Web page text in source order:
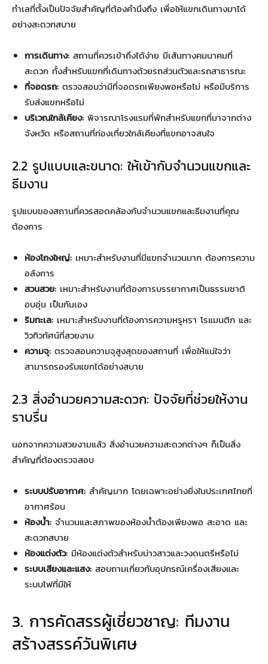
ทำเลที่ตั้งเป็นปัจจัยสำคัญที่ต้องคำนึงถึง เพื่อให้แขกเดินทางมาได้
อย่างสะดวกสบาย
การเดินทาง: สถานที่ควรเข้าถึงได้ง่าย มีเส้นทางคมนาคมที่
สะดวก ทั้งสำหรับแขกที่เดินทางด้วยรถส่วนตัวและรถสาธารณะ
ที่จอดรถ: ตรวจสอบว่ามีที่จอดรถเพียงพอหรือไม่ หรือมีบริการ
รับส่งแขกหรือไม่
บริเวณใกล้เคียง: พิจารณาโรงแรมที่พักสำหรับแขกที่มาจากต่าง
จังหวัด หรือสถานที่ท่องเที่ยวใกล้เคียงที่แขกอาจสนใจ
2.2 รูปแบบและขนาด: ให้เข้ากับจำนวนแขกและ
ธีมงาน
รูปแบบของสถานที่ควรสอดคล้องกับจำนวนแขกและธีมงานที่คุณ
ต้องการ
ห้องโถงใหญ่: เหมาะสำหรับงานที่มีแขกจำนวนมาก ต้องการความ
อลังการ
สวนสวย: เหมาะสำหรับงานที่ต้องการบรรยากาศเป็นธรรมชาติ
อบอุ่น เป็นกันเอง
ริมทะเล: เหมาะสำหรับงานที่ต้องการความหรูหรา โรแมนติก และ
วิวทิวทัศน์ที่สวยงาม
ความจุ: ตรวจสอบความจุสูงสุดของสถานที่ เพื่อให้แน่ใจว่า
สามารถรองรับแขกได้อย่างสบาย
2.3 สิ่งอำนวยความสะดวก: ปัจจัยที่ช่วยให้งาน
ราบรื่น
นอกจากความสวยงามแล้ว สิ่งอำนวยความสะดวกต่างๆ ก็เป็นสิ่ง
สำคัญที่ต้องตรวจสอบ
ระบบปรับอากาศ: สำคัญมาก โดยเฉพาะอย่างยิ่งในประเทศไทยที่
อากาศร้อน
ห้องน้ำ: จำนวนและสภาพของห้องน้ำต้องเพียงพอ สะอาด และ
สะดวกสบาย
ห้องแต่งตัว: มีห้องแต่งตัวสำหรับบ่าวสาวและวงดนตรีหรือไม่
ระบบเสียงและแสง: สอบถามเกี่ยวกับอุปกรณ์เครื่องเสียงและ
ระบบไฟที่มีให้
3. การคัดสรรผู้เชี่ยวชาญ: ทีมงาน
สร้างสรรค์วันพิเศษ